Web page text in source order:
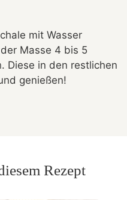
mit Wasser
Masse 4 bis 5
Diese in den restlichen
genießen!
Rezept